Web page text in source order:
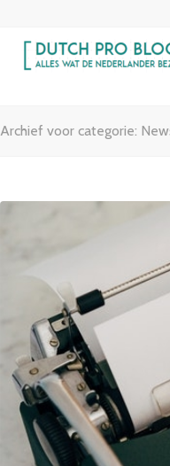
Archief voor categorie: